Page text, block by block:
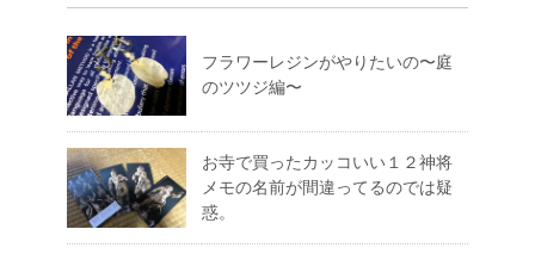
フラワーレジンがやりたいの〜庭
のツツジ編〜
お寺で買ったカッコいい１２神将
メモの名前が間違ってるのでは疑
惑。